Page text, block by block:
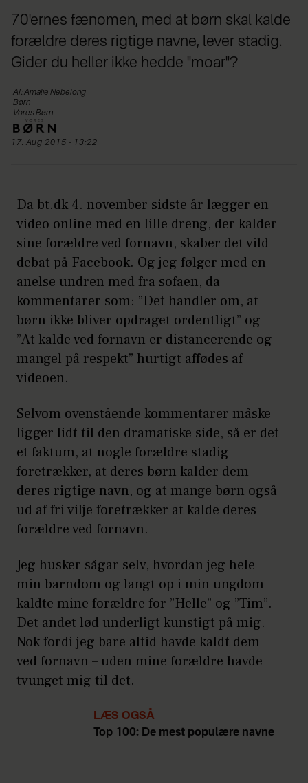
70'ernes fænomen, med at børn skal kalde
forældre deres rigtige navne, lever stadig.
Gider du heller ikke hedde "moar"?
Af: Amalie Nebelong
Børn
Vores Børn
17. Aug 2015 - 13:22
Da bt.dk 4. november sidste år lægger en
video online med en lille dreng, der kalder
sine forældre ved fornavn, skaber det vild
debat på Facebook. Og jeg følger med en
anelse undren med fra sofaen, da
kommentarer som: ”Det handler om, at
børn ikke bliver opdraget ordentligt” og
”At kalde ved fornavn er distancerende og
mangel på respekt” hurtigt affødes af
videoen.
Selvom ovenstående kommentarer måske
ligger lidt til den dramatiske side, så er det
et faktum, at nogle forældre stadig
foretrækker, at deres børn kalder dem
deres rigtige navn, og at mange børn også
ud af fri vilje foretrækker at kalde deres
forældre ved fornavn.
Jeg husker sågar selv, hvordan jeg hele
min barndom og langt op i min ungdom
kaldte mine forældre for ”Helle” og ”Tim”.
Det andet lød underligt kunstigt på mig.
Nok fordi jeg bare altid havde kaldt dem
ved fornavn – uden mine forældre havde
tvunget mig til det.
LÆS OGSÅ
Top 100: De mest populære navne